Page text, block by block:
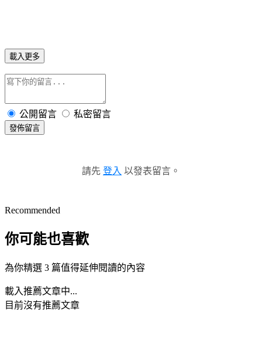
載入更多
公開留言 私密留言
發佈留言
請先 登入 以發表留言。
Recommended
你可能也喜歡
為你精選 3 篇值得延伸閱讀的內容
載入推薦文章中...
目前沒有推薦文章